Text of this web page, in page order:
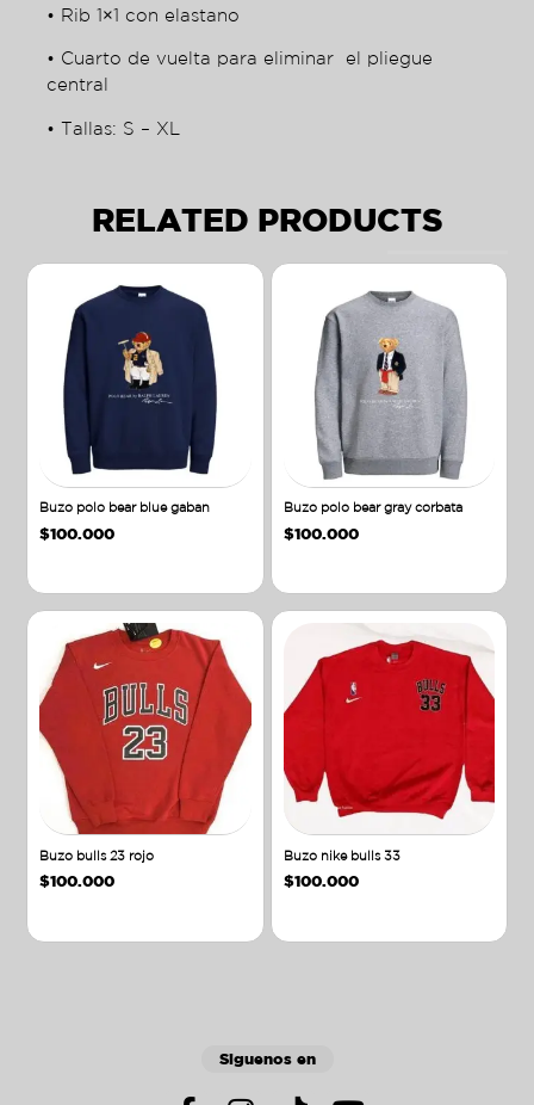
• Rib 1×1 con elastano
• Cuarto de vuelta para eliminar el pliegue
central
• Tallas: S – XL
RELATED PRODUCTS
Buzo polo bear blue gaban
$100.000
Buzo polo bear gray corbata
$100.000
Buzo bulls 23 rojo
$100.000
Buzo nike bulls 33
$100.000
Siguenos en